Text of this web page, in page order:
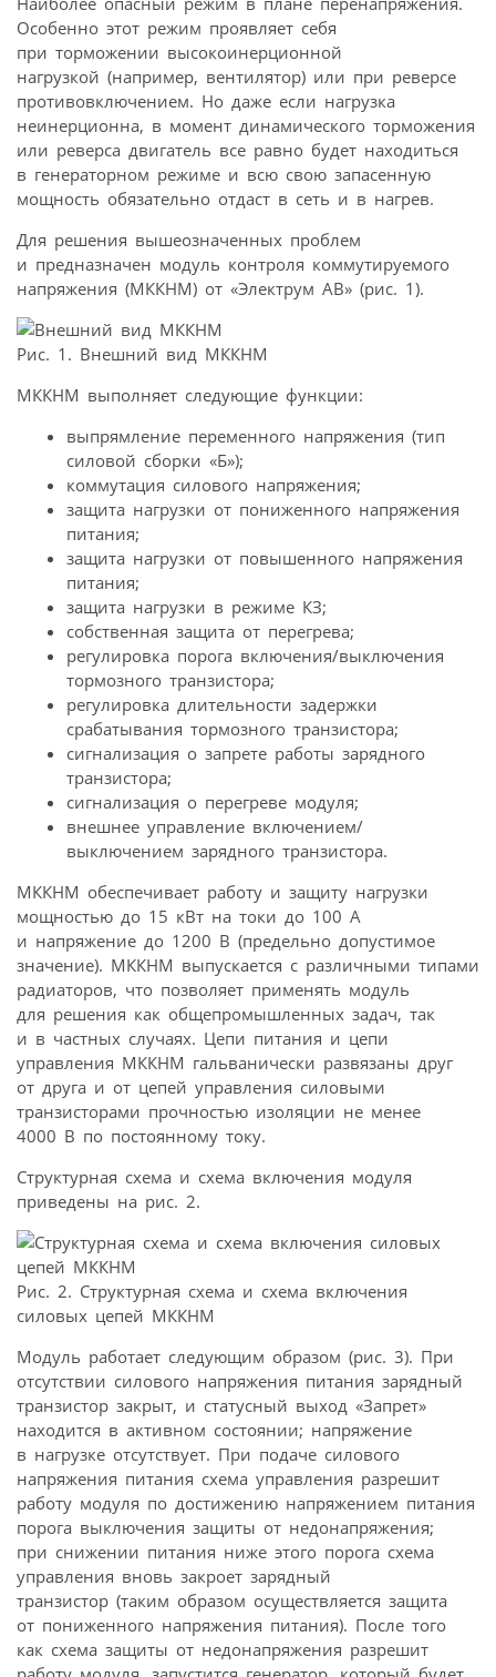
Особенно этот режим проявляет себя
при торможении высокоинерционной
нагрузкой (например, вентилятор) или при реверсе
противовключением. Но даже если нагрузка
неинерционна, в момент динамического торможения
или реверса двигатель все равно будет находиться
в генераторном режиме и всю свою запасенную
мощность обязательно отдаст в сеть и в нагрев.
Для решения вышеозначенных проблем
и предназначен модуль контроля коммутируемого
напряжения (МККНМ) от «Электрум АВ» (рис. 1).
Рис. 1. Внешний вид МККНМ
МККНМ выполняет следующие функции:
выпрямление переменного напряжения (тип
силовой сборки «Б»);
коммутация силового напряжения;
защита нагрузки от пониженного напряжения
питания;
защита нагрузки от повышенного напряжения
питания;
защита нагрузки в режиме КЗ;
собственная защита от перегрева;
регулировка порога включения/выключения
тормозного транзистора;
регулировка длительности задержки
срабатывания тормозного транзистора;
сигнализация о запрете работы зарядного
транзистора;
сигнализация о перегреве модуля;
внешнее управление включением/
выключением зарядного транзистора.
МККНМ обеспечивает работу и защиту нагрузки
мощностью до 15 кВт на токи до 100 А
и напряжение до 1200 В (предельно допустимое
значение). МККНМ выпускается с различными типами
радиаторов, что позволяет применять модуль
для решения как общепромышленных задач, так
и в частных случаях. Цепи питания и цепи
управления МККНМ гальванически развязаны друг
от друга и от цепей управления силовыми
транзисторами прочностью изоляции не менее
4000 В по постоянному току.
Структурная схема и схема включения модуля
приведены на рис. 2.
Рис. 2. Структурная схема и схема включения
силовых цепей МККНМ
Модуль работает следующим образом (рис. 3). При
отсутствии силового напряжения питания зарядный
транзистор закрыт, и статусный выход «Запрет»
находится в активном состоянии; напряжение
в нагрузке отсутствует. При подаче силового
напряжения питания схема управления разрешит
работу модуля по достижению напряжением питания
порога выключения защиты от недонапряжения;
при снижении питания ниже этого порога схема
управления вновь закроет зарядный
транзистор (таким образом осуществляется защита
от пониженного напряжения питания). После того
как схема защиты от недонапряжения разрешит